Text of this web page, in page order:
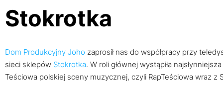
Stokrotka
Dom Produkcyjny Joho zaprosił nas do współpracy przy
sieci sklepów Stokrotka. W roli głównej wystąpiła najsłynniejsza
Teściowa polskiej sceny muzycznej, czyli RapTeściowa wraz z